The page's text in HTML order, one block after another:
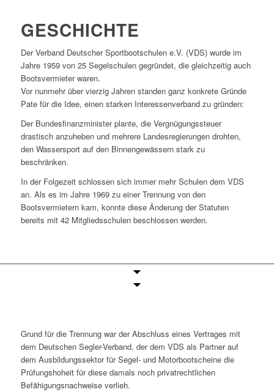
GESCHICHTE
Der Verband Deutscher Sportbootschulen e.V. (VDS) wurde im
Jahre 1959 von 25 Segelschulen gegründet, die gleichzeitig auch
Bootsvermieter waren.
Vor nunmehr über vierzig Jahren standen ganz konkrete Gründe
Pate für die Idee, einen starken Interessenverband zu gründen:
Der Bundesfinanzminister plante, die Vergnügungssteuer
drastisch anzuheben und mehrere Landesregierungen drohten,
den Wassersport auf den Binnengewässern stark zu
beschränken.
In der Folgezeit schlossen sich immer mehr Schulen dem VDS
an. Als es im Jahre 1969 zu einer Trennung von den
Bootsvermietern kam, konnte diese Änderung der Statuten
bereits mit 42 Mitgliedsschulen beschlossen werden.
Grund für die Trennung war der Abschluss eines Vertrages mit
dem Deutschen Segler-Verband, der dem VDS als Partner auf
dem Ausbildungssektor für Segel- und Motorbootscheine die
Prüfungshoheit für diese damals noch privatrechtlichen
Befähigungsnachweise verlieh.